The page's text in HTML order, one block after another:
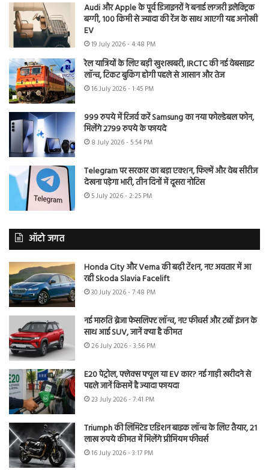
Audi और Apple के पूर्व डिजाइनरों ने बनाई लग्जरी इलेक्ट्रिक
बग्गी, 100 किमी से ज्यादा की रेंज के साथ आएगी यह अनोखी
EV
19 July 2026 - 4:48 PM
रेल यात्रियों के लिए बड़ी खुशखबरी, IRCTC की नई वेबसाइट
लॉन्च, टिकट बुकिंग होगी पहले से आसान और तेज
16 July 2026 - 1:45 PM
999 रुपये में रिजर्व करें Samsung का नया फोल्डेबल फोन,
मिलेंगे 2799 रुपये के फायदे
8 July 2026 - 5:54 PM
Telegram पर सरकार का बड़ा एक्शन, फिल्में और वेब सीरीज
देखना पड़ेगा भारी, तीन दिनों में दूसरा नोटिस
5 July 2026 - 2:25 PM
ऑटो जगत
Honda City और Verna की बढ़ी टेंशन, नए अवतार में आ
रही Skoda Slavia Facelift
30 July 2026 - 7:48 PM
नई मारुति ब्रेजा फेसलिफ्ट लॉन्च, नए फीचर्स और टर्बो इंजन के
साथ आई SUV, जानें क्या है कीमत
26 July 2026 - 3:56 PM
E20 पेट्रोल, फ्लेक्स फ्यूल या EV कार? नई गाड़ी खरीदने से
पहले जानें किसमें है ज्यादा फायदा
23 July 2026 - 7:41 PM
Triumph की लिमिटेड एडिशन बाइक लॉन्च के लिए तैयार, 21
लाख रुपये कीमत में मिलेंगे प्रीमियम फीचर्स
16 July 2026 - 3:17 PM